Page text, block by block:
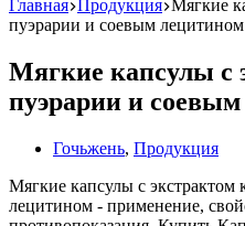
Главная Продукция Мягкие
пуэрарии и соевым лецитином
Мягкие капсулы с
пуэрарии и
Гочьжень, Продукция
Мягкие капсулы с экстрактом
лецитином - применение,